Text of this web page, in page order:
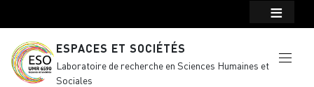
ESPACES ET SOCIÉTÉS
Laboratoire de recherche en Sciences Humaines et
Sociales